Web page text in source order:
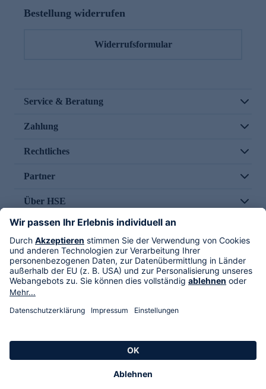
Bestellung widerrufen
Widerrufsformular
Service & Beratung
Zahlung
Rechtliches
Partner
Über HSE
Im TV
HSE International